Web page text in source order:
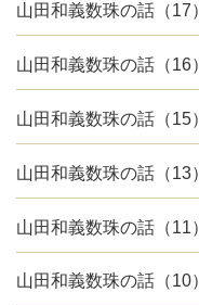
山田和義数珠の話（17
山田和義数珠の話（
山田和義数珠の話（15
山田和義数珠の話（13
山田和義数珠の話（11
山田和義数珠の話（10